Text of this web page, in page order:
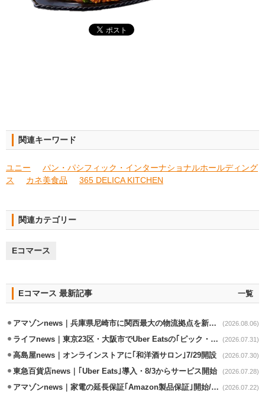
関連キーワード
ユニー
パン・パシフィック・インターナショナルホールディング
ス
カネ美食品 365 DELICA KITCHEN
関連カテゴリー
Eコマース
Eコマース 最新記事 一覧
アマゾンnews｜兵庫県尼崎市に関西最大の物流拠点を新設・市内2拠点目 (2026.08.06)
ライフnews｜東京23区・大阪市でUber Eatsの｢ピック・パック・ペイ｣導入 (2026.07.31)
高島屋news｜オンラインストアに｢和洋酒サロン｣7/29開設 (2026.07.30)
東急百貨店news｜｢Uber Eats｣導入・8/3からサービス開始 (2026.07.28)
アマゾンnews｜家電の延長保証｢Amazon製品保証｣開始/購入～修理Web完結 (2026.07.22)